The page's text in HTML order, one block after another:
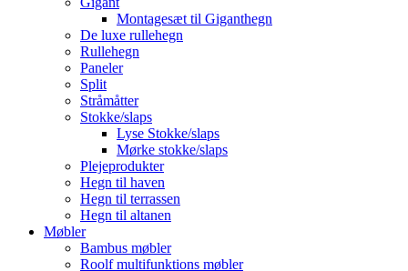
Montagesæt til Giganthegn
De luxe rullehegn
Rullehegn
Paneler
Split
Stråmåtter
Stokke/slaps
Lyse Stokke/slaps
Mørke stokke/slaps
Plejeprodukter
Hegn til haven
Hegn til terrassen
Hegn til altanen
Møbler
Bambus møbler
Roolf multifunktions møbler